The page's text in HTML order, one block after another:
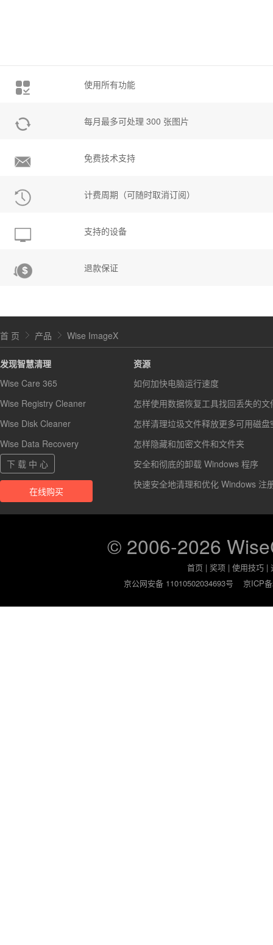
使用所有功能
每月最多可处理 300 张图片
免费技术支持
计费周期（可随时取消订阅）
支持的设备
退款保证
首 页 产品 Wise ImageX
发现智慧清理
Wise Care 365
Wise Registry Cleaner
Wise Disk Cleaner
Wise Data Recovery
下 载 中 心
在线购买
资源
如何加快电脑运行速度
怎样使用数据恢复工具找回丢失的文
怎样清理垃圾文件释放更多可用磁盘
怎样隐藏和加密文件和文件夹
安全和彻底的卸载 Windows 程序
快速安全地清理和优化 Windows 注
© 2006-2026
首页 |奖项 |使用技巧 |
京公网安备 11010502034693号
京ICP